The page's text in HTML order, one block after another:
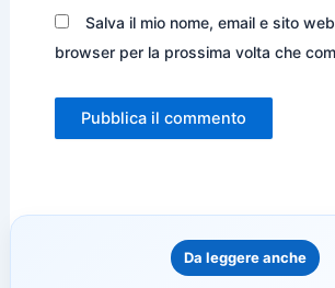
Salva il mio nome, email e sito
browser per la prossima volta che
Da leggere anche